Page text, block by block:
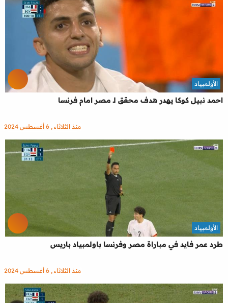
احمد نبيل كوكا يهدر هدف محقق لـ مصر امام فرنسا
الأولمبياد
منذ الثلاثاء , 6 أغسطس 2024
طرد عمر فايد في مباراة مصر وفرنسا باولمبياد باريس
الأولمبياد
منذ الثلاثاء , 6 أغسطس 2024